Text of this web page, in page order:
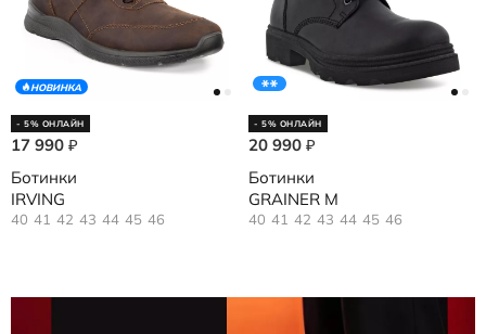
НОВИНКА
- 5% ОНЛАЙН
17 990 ₽
Ботинки
IRVING
40 41 42 43 44 45 46
- 5% ОНЛАЙН
20 990 ₽
Ботинки
GRAINER M
40 41 42 43 44 45 46